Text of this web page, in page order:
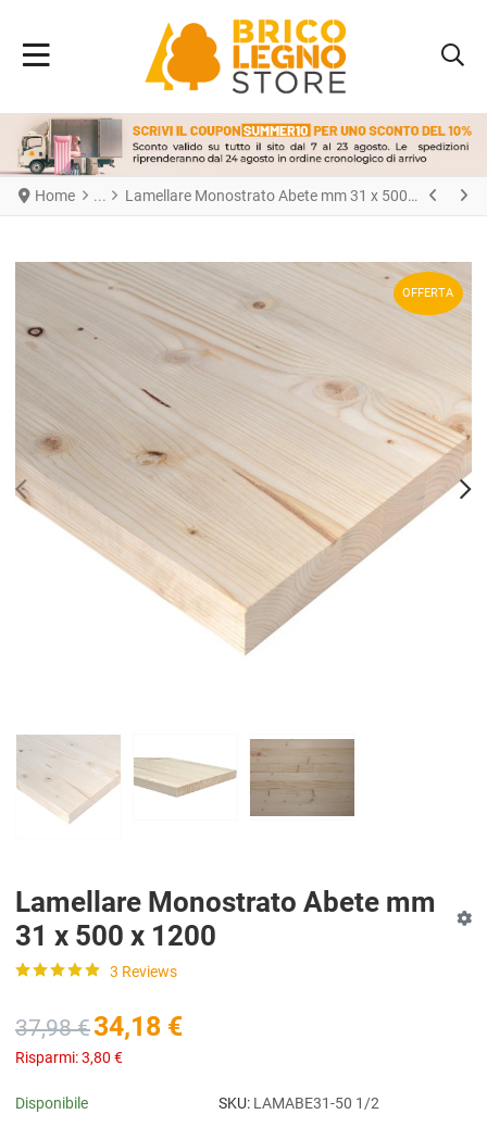
Home Lamellare Monostrato Abete mm 31 x 500 x 1200
PREV
OFFERTA
Lamellare Monostrato Abete mm
31 x 500 x 1200
3 Reviews
37,98 €34,18 €
Risparmi:3,80 €
Disponibile SKU: LAMABE31-50 1/2